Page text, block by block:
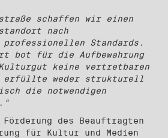
schaffen wir einen
nach
Standards.
bot für die Aufbewahrung
keine vertretbaren
erfüllte weder strukturell
die notwendigen
des Beauftragten
für Kultur und Medien